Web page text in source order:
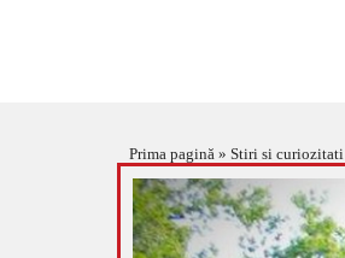
Prima pagină » Stiri si curiozitati